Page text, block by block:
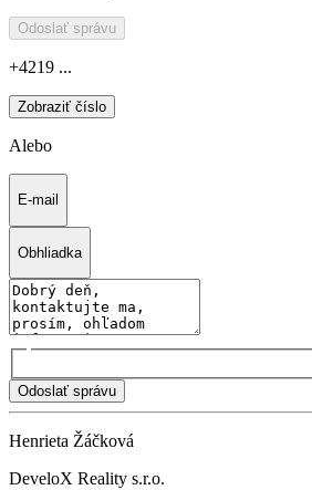
Odoslať správu
+4219 ...
Zobraziť číslo
Alebo
E-mail
Obhliadka
Odoslať správu
Henrieta Žáčková
DeveloX Reality s.r.o.